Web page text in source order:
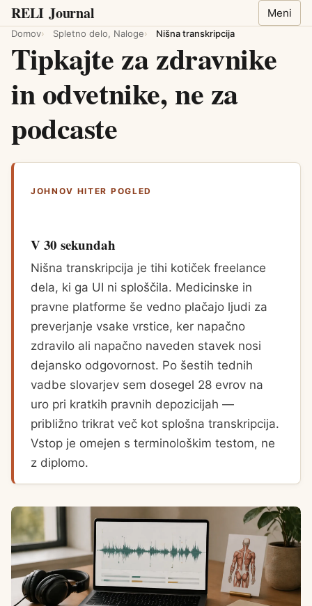
RELI Journal Meni
Domov Spletno delo, Naloge Nišna transkripcija
Tipkajte za zdravnike
in odvetnike, ne za
podcaste
JOHNOV HITER POGLED
V 30 sekundah
Nišna transkripcija je tihi kotiček freelance
dela, ki ga UI ni sploščila. Medicinske in
pravne platforme še vedno plačajo ljudi za
preverjanje vsake vrstice, ker napačno
zdravilo ali napačno naveden stavek nosi
dejansko odgovornost. Po šestih tednih
vadbe slovarjev sem dosegel 28 evrov na
uro pri kratkih pravnih depozicijah —
približno trikrat več kot splošna transkripcija.
Vstop je omejen s terminološkim testom, ne
z diplomo.